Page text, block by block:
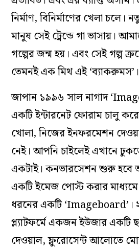
নির্মাণ, বিনির্মাণের খেলা চলে।
মানুষ সেই ট্রেন্ডে গা ভাসায়।
গল্পের জন্ম হয়। এবং সেই গল্প
তেমনই এক মিথ এই ‘ব্যাকরুমস’।
জাপান ১৯৯৬ সাল নাগাদ
একটি ইন্টারনেট ফোরাম চালু
খোলা, নিজের ইনফরমেশন
নেই। আপনি চাইলেই এখানে
একটাই। কনভারসেশন শুরু হবে
একটি ইমেজ পোস্ট করার
ধরনের একটি ‘Imageboard’।
প্ল্যাটফর্মে একজন ইউজার একটি
দেওয়াল, ফ্লুরোসেন্ট আলোতে